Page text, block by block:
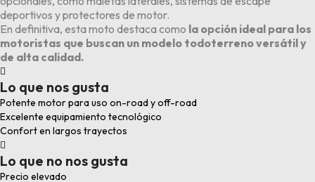
deportivos y protectores de motor.
En definitiva, esta moto destaca como la opción ideal para los
motoristas que buscan un modelo todoterreno versátil y
de alta calidad.

Lo que nos gusta
Potente motor para uso on-road y off-road
Excelente equipamiento tecnológico
Confort en largos trayectos

Lo que no nos gusta
Precio elevado